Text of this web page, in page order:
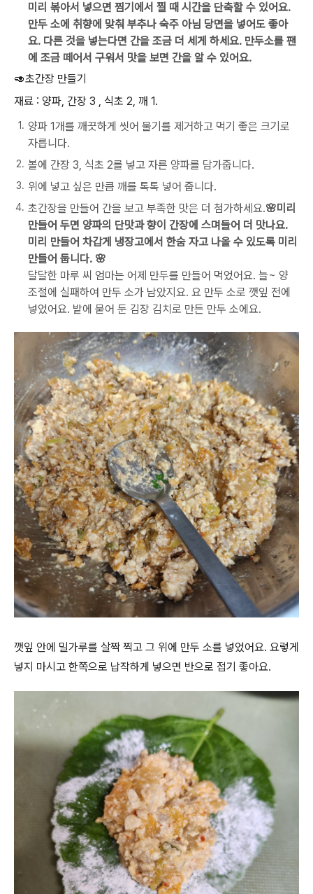
미리 볶아서 넣으면 찜기에서 찔 때 시간을 단축할 수 있어요.
만두 소에 취향에 맞춰 부추나 숙주 아님 당면을 넣어도 좋아
요. 다른 것을 넣는다면 간을 조금 더 세게 하세요. 만두소를 팬
에 조금 떼어서 구워서 맛을 보면 간을 알 수 있어요.
🥑초간장 만들기
재료 : 양파, 간장 3 , 식초 2, 깨 1.
양파 1개를 깨끗하게 씻어 물기를 제거하고 먹기 좋은 크기로
자릅니다.
볼에 간장 3, 식초 2를 넣고 자른 양파를 담가줍니다.
위에 넣고 싶은 만큼 깨를 톡톡 넣어 줍니다.
초간장을 만들어 간을 보고 부족한 맛은 더 첨가하세요.🌸미리
만들어 두면 양파의 단맛과 향이 간장에 스며들어 더 맛나요.
미리 만들어 차갑게 냉장고에서 한숨 자고 나올 수 있도록 미리
만들어 둡니다. 🌸
달달한 마루 씨 엄마는 어제 만두를 만들어 먹었어요. 늘~ 양
조절에 실패하여 만두 소가 남았지요. 요 만두 소로 깻잎 전에
넣었어요. 밭에 묻어 둔 김장 김치로 만든 만두 소에요.
깻잎 안에 밀가루를 살짝 찍고 그 위에 만두 소를 넣었어요. 요렇게
넣지 마시고 한쪽으로 납작하게 넣으면 반으로 접기 좋아요.